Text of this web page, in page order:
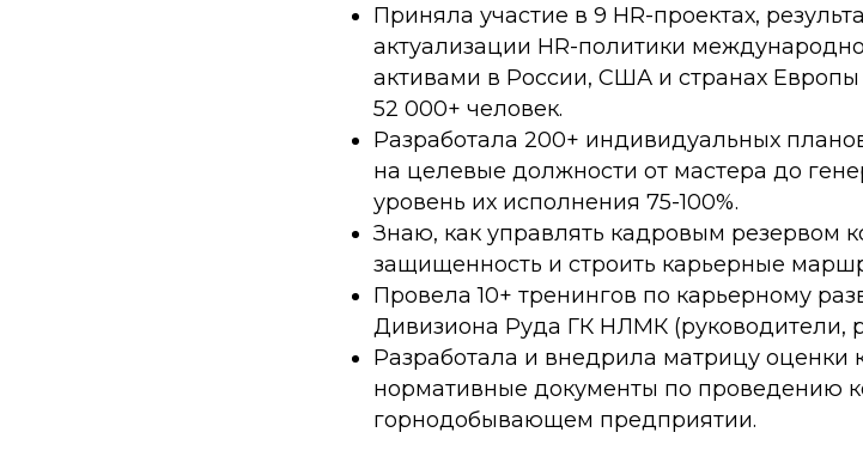
Приняла участие в 9 HR-проектах,
актуализации HR-политики
активами в России, США и странах
52 000+ человек.
Разработала 200+ индивидуальных
на целевые должности от мастера до
уровень их исполнения 75-100%.
Знаю, как управлять кадровым резервом
защищенность и строить карьерные
Провела 10+ тренингов по карьерному
Дивизиона Руда ГК НЛМК (руководители,
Разработала и внедрила матрицу оценки
нормативные документы по проведению
горнодобывающем предприятии.